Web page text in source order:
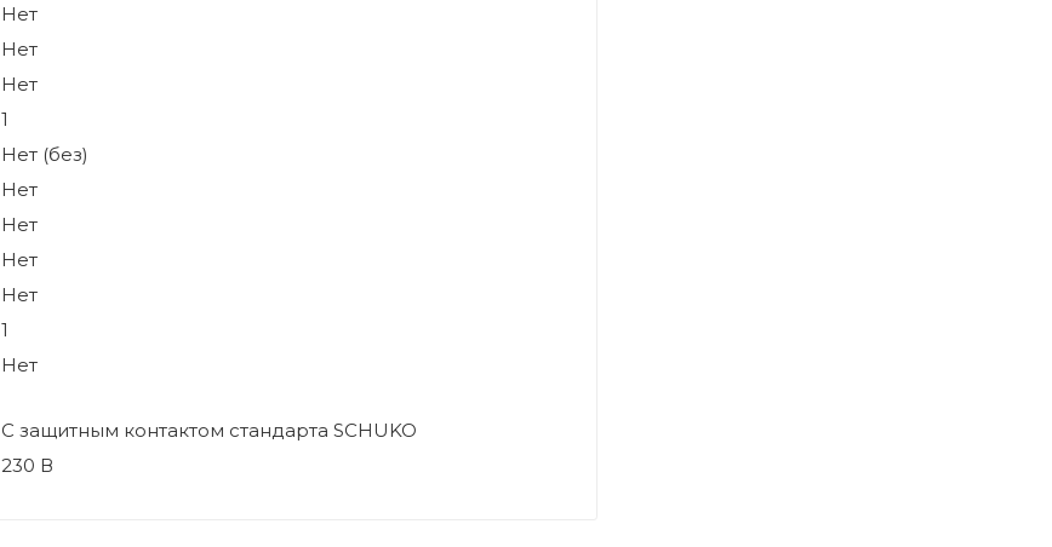
Нет
Нет
Нет
1
Нет (без)
Нет
Нет
Нет
Нет
1
Нет
С защитным контактом стандарта SCHUKO
230 В